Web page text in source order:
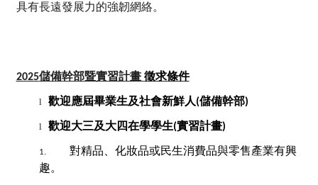
具有長遠發展力的強韌網絡。
2025儲備幹部暨實習計畫 徵求條件
l 歡迎應屆畢業生及社會新鮮人(儲備幹部)
l 歡迎大三及大四在學學生(實習計畫)
1. 對精品、化妝品或民生消費品與零售產業有興
趣。